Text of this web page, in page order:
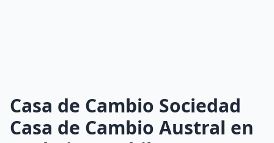
Casa de Cambio Sociedad
Casa de Cambio Austral en